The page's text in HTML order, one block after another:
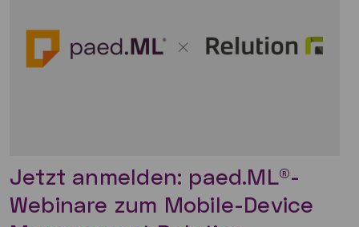
Jetzt anmelden: paed.ML®-
Webinare zum Mobile-Device